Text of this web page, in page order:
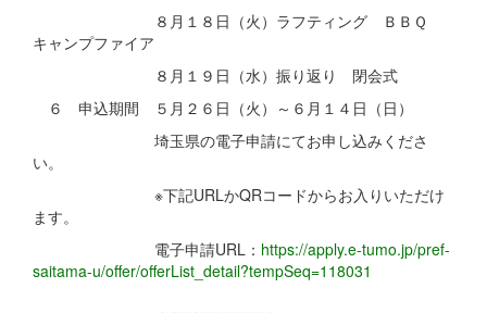
８月１８日（火）ラフティング ＢＢＱ
キャンプファイア
８月１９日（水）振り返り 閉会式
６ 申込期間 ５月２６日（火）～６月１４日（日）
埼玉県の電子申請にてお申し込みくださ
い。
※下記URLかQRコードからお入りいただけ
ます。
電子申請URL： https://apply.e-tumo.jp/pref-
saitama-u/offer/offerList_detail?tempSeq=118031